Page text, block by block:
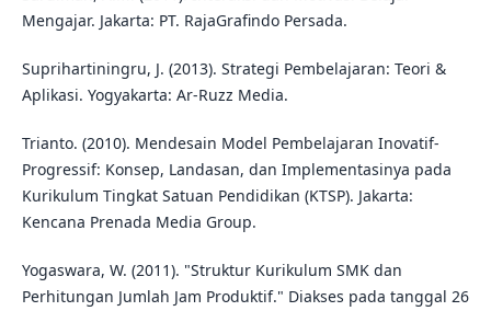
Mengajar. Jakarta: PT. RajaGrafindo Persada.
Suprihartiningru, J. (2013). Strategi Pembelajaran: Teori &
Aplikasi. Yogyakarta: Ar-Ruzz Media.
Trianto. (2010). Mendesain Model Pembelajaran Inovatif-
Progressif: Konsep, Landasan, dan Implementasinya pada
Kurikulum Tingkat Satuan Pendidikan (KTSP). Jakarta:
Kencana Prenada Media Group.
Yogaswara, W. (2011). "Struktur Kurikulum SMK dan
Perhitungan Jumlah Jam Produktif." Diakses pada tanggal 26